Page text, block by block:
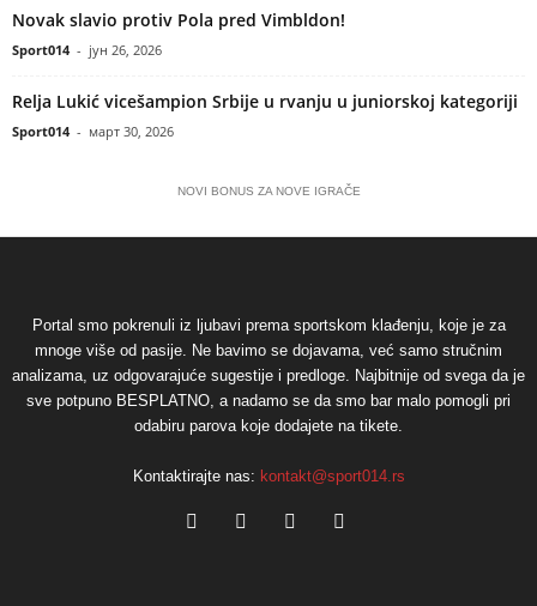
Novak slavio protiv Pola pred Vimbldon!
Sport014 - јун 26, 2026
Relja Lukić vicešampion Srbije u rvanju u juniorskoj kategoriji
Sport014 - март 30, 2026
NOVI BONUS ZA NOVE IGRAČE
Portal smo pokrenuli iz ljubavi prema sportskom klađenju, koje je za
mnoge više od pasije. Ne bavimo se dojavama, već samo stručnim
analizama, uz odgovarajuće sugestije i predloge. Najbitnije od svega da je
sve potpuno BESPLATNO, a nadamo se da smo bar malo pomogli pri
odabiru parova koje dodajete na tikete.
Kontaktirajte nas: kontakt@sport014.rs